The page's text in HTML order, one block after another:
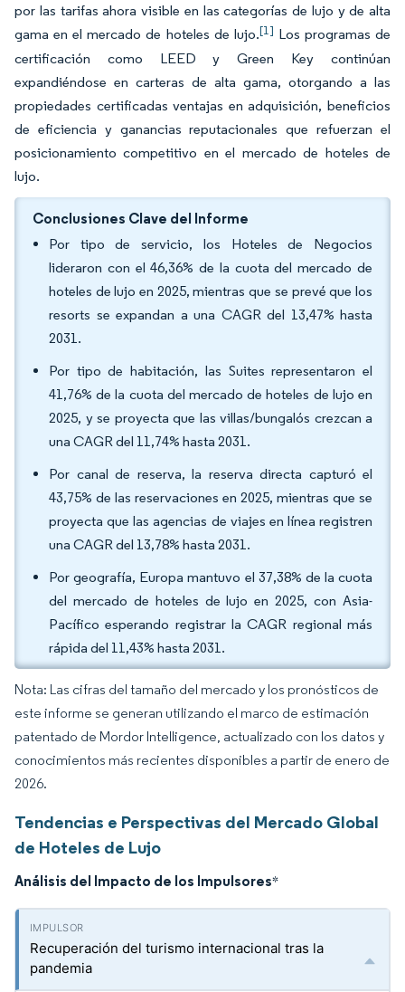
por las tarifas ahora visible en las categorías de lujo y de alta
gama en el mercado de hoteles de lujo.[1] Los programas de
certificación como LEED y Green Key continúan
expandiéndose en carteras de alta gama, otorgando a las
propiedades certificadas ventajas en adquisición, beneficios
de eficiencia y ganancias reputacionales que refuerzan el
posicionamiento competitivo en el mercado de hoteles de
lujo.
Conclusiones Clave del Informe
Por tipo de servicio, los Hoteles de Negocios
lideraron con el 46,36% de la cuota del mercado de
hoteles de lujo en 2025, mientras que se prevé que los
resorts se expandan a una CAGR del 13,47% hasta
2031.
Por tipo de habitación, las Suites representaron el
41,76% de la cuota del mercado de hoteles de lujo en
2025, y se proyecta que las villas/bungalós crezcan a
una CAGR del 11,74% hasta 2031.
Por canal de reserva, la reserva directa capturó el
43,75% de las reservaciones en 2025, mientras que se
proyecta que las agencias de viajes en línea registren
una CAGR del 13,78% hasta 2031.
Por geografía, Europa mantuvo el 37,38% de la cuota
del mercado de hoteles de lujo en 2025, con Asia-
Pacífico esperando registrar la CAGR regional más
rápida del 11,43% hasta 2031.
Nota: Las cifras del tamaño del mercado y los pronósticos de
este informe se generan utilizando el marco de estimación
patentado de Mordor Intelligence, actualizado con los datos y
conocimientos más recientes disponibles a partir de enero de
2026.
Tendencias e Perspectivas del Mercado Global
de Hoteles de Lujo
Análisis del Impacto de los Impulsores*
Recuperación del turismo internacional tras la
pandemia